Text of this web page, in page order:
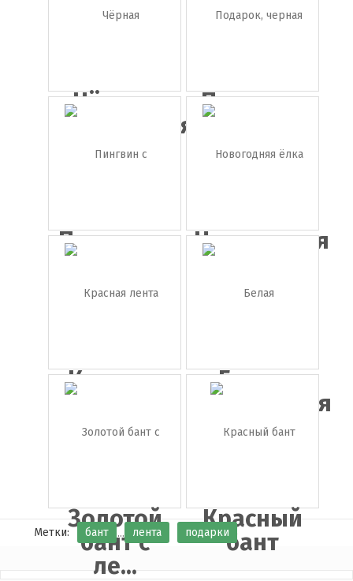
Чёрная
подарочная...
Подарок,
черная
п...
Пингвин с
подарка...
Новогодняя
ёлка с...
Красная
лента png
Белая
подарочная
...
Золотой
бант с
ле...
Красный
бант
Метки: бант лента подарки